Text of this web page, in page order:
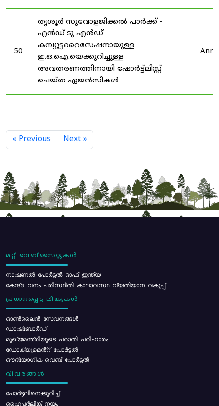
50
തൃശൂർ സുവോളജിക്കൽ പാർക്ക് -
എൻഡ് ടു എൻഡ്
കമ്പ്യൂട്ടറൈസേഷനായുള്ള
ഇ.ഒ.ഐ.യെക്കുറിച്ചുള്ള
അവതരണത്തിനായി ഷോർട്ട്‌ലിസ്റ്റ്
ചെയ്ത ഏജൻസികൾ
« Previous Next »
മറ്റ് വെബ്സൈറ്റുകൾ
നാഷണൽ പോർട്ടൽ ഓഫ് ഇന്ത്യ
കേന്ദ്ര വനം പരിസ്ഥിതി കാലാവസ്ഥ വ്യതിയാന വകുപ്പ്
പ്രധാനപ്പെട്ട ലിങ്കുകൾ
ഓൺലൈൻ സേവനങ്ങൾ
ഡാഷ്ബോർഡ്
മുഖ്യമന്ത്രിയുടെ പരാതി പരിഹാരം
ഡോക്യുമെൻ്റ് പോർട്ടൽ
ഔദ്യോഗിക വെബ് പോർട്ടൽ
വിവരങ്ങൾ
പോര്‍ട്ടലിനെക്കുറിച്ച്
ഹൈപ്പർലിങ്ക് നയം